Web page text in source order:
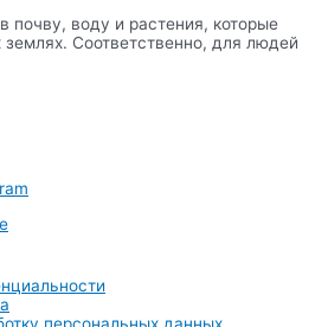
почву, воду и растения, которые
землях. Соответственно, для людей
персональных данных